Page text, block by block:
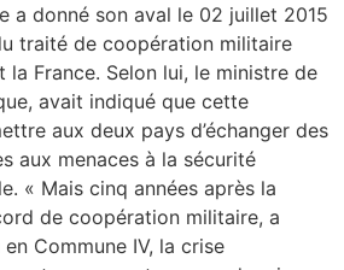
a donné son aval le 02 juillet 2015
traité de coopération militaire
la France. Selon lui, le ministre de
avait indiqué que cette
aux deux pays d’échanger des
aux menaces à la sécurité
« Mais cinq années après la
de coopération militaire, a
Commune IV, la crise